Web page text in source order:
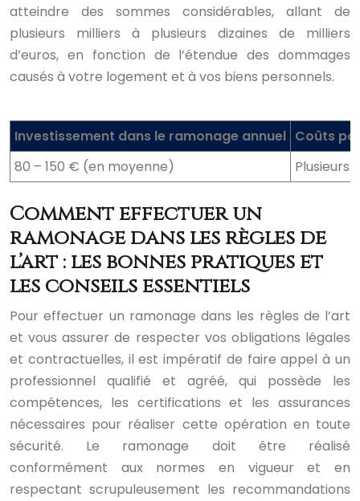
atteindre des sommes considérables, allant de
plusieurs milliers à plusieurs dizaines de milliers
d’euros, en fonction de l’étendue des dommages
causés à votre logement et à vos biens personnels.
Investissement dans le ramonage annuel Coûts
80 – 150 € (en moyenne)
Plusieurs
Comment effectuer un
ramonage dans les règles de
l’art : les bonnes pratiques et
les conseils essentiels
Pour effectuer un ramonage dans les règles de l’art
et vous assurer de respecter vos obligations légales
et contractuelles, il est impératif de faire appel à un
professionnel qualifié et agréé, qui possède les
compétences, les certifications et les assurances
nécessaires pour réaliser cette opération en toute
sécurité. Le ramonage doit être réalisé
conformément aux normes en vigueur et en
respectant scrupuleusement les recommandations